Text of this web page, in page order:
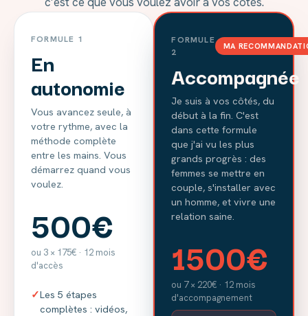
FORMULE 1
En
autonomie
Vous avancez seule, à
votre rythme, avec la
méthode complète
entre les mains. Vous
démarrez quand vous
voulez.
500€
ou 3 × 175€ · 12 mois
d'accès
✓Les 5 étapes
complètes : vidéos,
FORMULE
2
MA
Accompagnée
Je suis à vos côtés, du
début à la fin. C'est
dans cette formule
que j'ai vu les plus
grands progrès : des
femmes se mettre en
couple, s'installer avec
un homme, et vivre une
relation saine.
1500€
ou 7 × 220€ · 12 mois
d'accompagnement